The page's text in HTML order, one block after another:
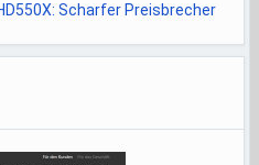
Scharfer Preisbrecher